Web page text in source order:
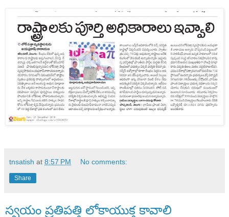
tnsatish at 8:57 PM No comments:
Share
స్వయం ప్రతిపత్తి లోకాయుక్త కావాలి